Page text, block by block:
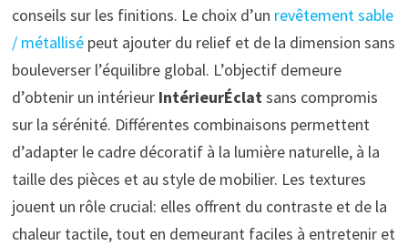
conseils sur les finitions. Le choix d’un revêtement sable
/ métallisépeut ajouter du relief et de la dimension sans
bouleverser l’équilibre global. L’objectif demeure
d’obtenir un intérieur IntérieurÉclatsans compromis
sur la sérénité. Différentes combinaisons permettent
d’adapter le cadre décoratif à la lumière naturelle, à la
taille des pièces et au style de mobilier. Les textures
jouent un rôle crucial: elles offrent du contraste et de la
chaleur tactile, tout en demeurant faciles à entretenir et